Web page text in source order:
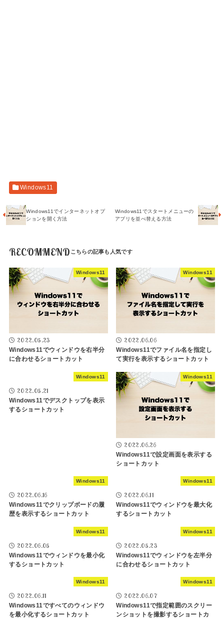
Windows11
Windows11でインターネットオプ
ションを開く方法
Windows11でスタートメニューの
アプリを並べ替える方法
RECOMMEND
Windows11
2022.05.23
Windows11でウィンドウを右半分
に合わせるショートカット
Windows11
2022.06.06
Windows11でファイル名を指定し
て実行を表示するショートカット
Windows11
2022.05.21
Windows11でデスクトップを表示
するショートカット
Windows11
2022.06.26
Windows11で設定画面を表示する
ショートカット
Windows11
2022.06.16
Windows11でクリップボードの履
歴を表示するショートカット
Windows11
2022.06.11
Windows11でウィンドウを最大化
するショートカット
Windows11
2022.06.05
Windows11でウィンドウを最小化
するショートカット
Windows11
2022.05.23
Windows11でウィンドウを左半分
に合わせるショートカット
Windows11
2022.06.11
Windows11ですべてのウィンドウ
を最小化するショートカット
Windows11
2022.06.07
Windows11で指定範囲のスクリー
ンショットを撮影するショートカ